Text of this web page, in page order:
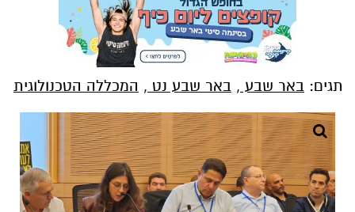
תגים: באר שבע , באר שבע נט , המכללה הטכנולוגית